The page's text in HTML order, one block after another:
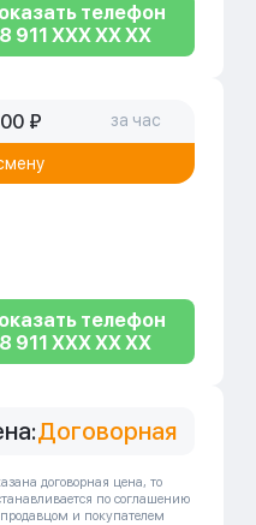
телефон
8 911 XXX XX XX
₽ за час
телефон
8 911 XXX XX XX
Договорная
договорная цена, то
по соглашению
и покупателем